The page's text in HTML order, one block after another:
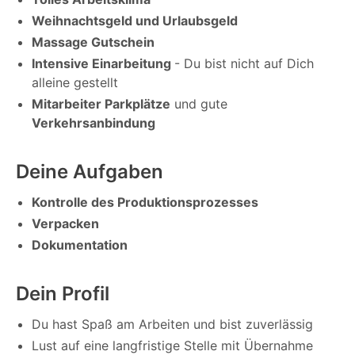
Weihnachtsgeld und Urlaubsgeld
Massage Gutschein
Intensive Einarbeitung - Du bist nicht auf Dich
alleine gestellt
Mitarbeiter Parkplätze und gute
Verkehrsanbindung
Deine Aufgaben
Kontrolle des Produktionsprozesses
Verpacken
Dokumentation
Dein Profil
Du hast Spaß am Arbeiten und bist zuverlässig
Lust auf eine langfristige Stelle mit Übernahme